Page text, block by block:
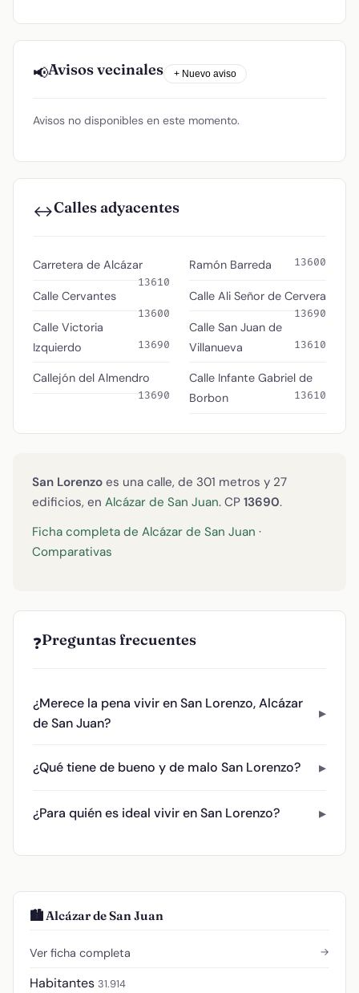
📢Avisos vecinales + Nuevo aviso
Avisos no disponibles en este momento.
↔️Calles adyacentes
Carretera de Alcázar
13610
Calle Cervantes
13600
Calle Victoria
Izquierdo
13690
Callejón del Almendro
13690
Ramón Barreda 13600
Calle Ali Señor de Cervera
13690
Calle San Juan de
Villanueva
13610
Calle Infante Gabriel de
Borbon
13610
San Lorenzo es una calle, de 301 metros y 27
edificios, en Alcázar de San Juan. CP 13690.
Ficha completa de Alcázar de San Juan ·
Comparativas
❓Preguntas frecuentes
¿Merece la pena vivir en San Lorenzo, Alcázar
de San Juan?
¿Qué tiene de bueno y de malo San Lorenzo?
¿Para quién es ideal vivir en San Lorenzo?
🏙️ Alcázar de San Juan
Ver ficha completa →
Habitantes 31.914